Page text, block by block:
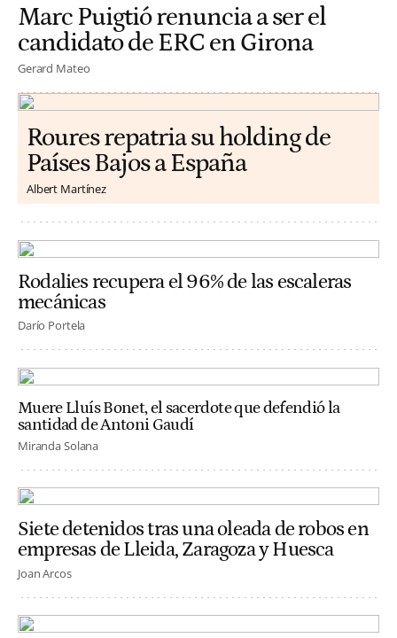
Marc Puigtió renuncia a ser el
candidato de ERC en Girona
Gerard Mateo
Roures repatria su holding de
Países Bajos a España
Albert Martínez
Rodalies recupera el 96% de las escaleras
mecánicas
Darío Portela
Muere Lluís Bonet, el sacerdote que defendió la
santidad de Antoni Gaudí
Miranda Solana
Siete detenidos tras una oleada de robos en
empresas de Lleida, Zaragoza y Huesca
Joan Arcos